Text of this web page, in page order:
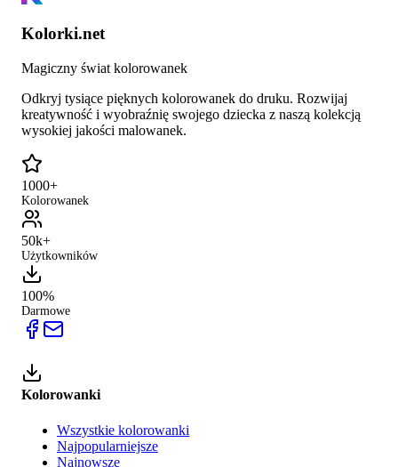
Kolorki.net
Magiczny świat kolorowanek
Odkryj tysiące pięknych kolorowanek do druku. Rozwijaj
kreatywność i wyobraźnię swojego dziecka z naszą kolekcją
wysokiej jakości malowanek.
1000+
Kolorowanek
50k+
Użytkowników
100%
Darmowe
Kolorowanki
Wszystkie kolorowanki
Najpopularniejsze
Najnowsze